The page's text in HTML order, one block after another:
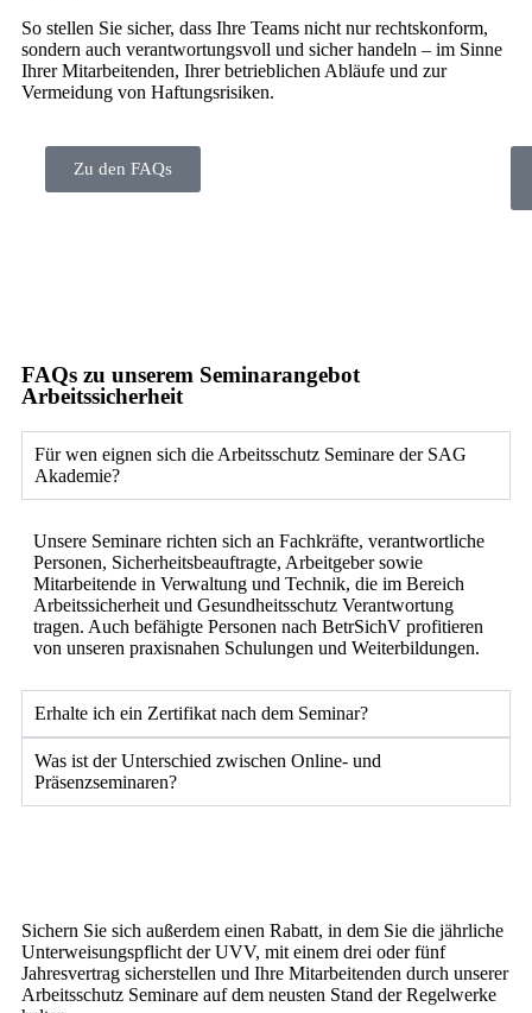
So stellen Sie sicher, dass Ihre Teams nicht nur rechtskonform,
sondern auch verantwortungsvoll und sicher handeln – im Sinne
Ihrer Mitarbeitenden, Ihrer betrieblichen Abläufe und zur
Vermeidung von Haftungsrisiken.
Zu den FAQs
FAQs zu unserem Seminarangebot
Arbeitssicherheit
Für wen eignen sich die Arbeitsschutz Seminare der SAG
Akademie?
Unsere Seminare richten sich an Fachkräfte, verantwortliche
Personen, Sicherheitsbeauftragte, Arbeitgeber sowie
Mitarbeitende in Verwaltung und Technik, die im Bereich
Arbeitssicherheit und Gesundheitsschutz Verantwortung
tragen. Auch befähigte Personen nach BetrSichV profitieren
von unseren praxisnahen Schulungen und Weiterbildungen.
Erhalte ich ein Zertifikat nach dem Seminar?
Was ist der Unterschied zwischen Online- und
Präsenzseminaren?
Sichern Sie sich außerdem einen Rabatt, in dem Sie die jährliche
Unterweisungspflicht der UVV, mit einem drei oder fünf
Jahresvertrag sicherstellen und Ihre Mitarbeitenden durch unserer
Arbeitsschutz Seminare auf dem neusten Stand der Regelwerke